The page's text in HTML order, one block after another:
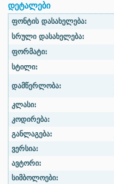
დეტალები
ფონტის დასახელება:
სრული დასახელება:
ფორმატი:
სტილი:
დამწერლობა:
კლასი:
კოდირება:
განლაგება:
ვერსია:
ავტორი:
სიმბოლოები: